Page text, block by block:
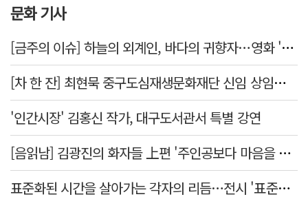
문화 기사
[금주의 이슈] 하늘의 외계인, 바다의 귀향자…영화 '호프'와 '오디세이'
[차 한 잔] 최현묵 중구도심재생문화재단 신임 상임이사 "서문시장·경상감영 등 지역 자원 활용…문화의 일상화"
'인간시장' 김홍신 작가, 대구도서관서 특별 강연
[음읽남] 김광진의 화자들 上편 '주인공보다 마음을 쓴 사람'
표준화된 시간을 살아가는 각자의 리듬…전시 '표준시차'